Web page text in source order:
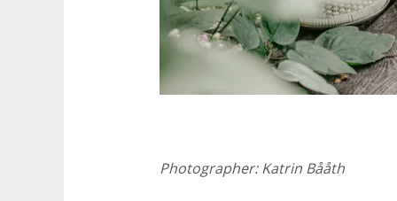
Photographer:Katrin Bååth